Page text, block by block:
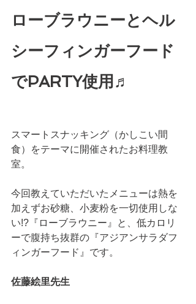
ローブラウニーとヘル
シーフィンガーフード
でPARTY使用♬
スマートスナッキング（かしこい間
食）をテーマに開催されたお料理教
室。
今回教えていただいたメニューは熱を
加えずお砂糖、小麦粉を一切使用しな
い!?『ローブラウニー』と、低カロリ
ーで腹持ち抜群の『アジアンサラダフ
ィンガーフード』です。
佐藤絵里先生